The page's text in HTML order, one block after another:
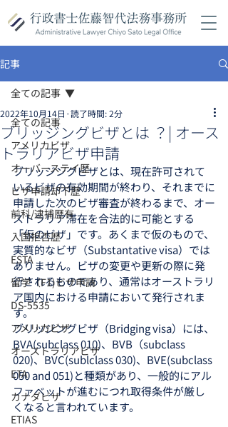
記事
全ての記事
アメリカビザ
オーバーステイ歴
ビザ申請却下歴
前科/逮捕歴有
入国拒否歴
ESTA
留学（F1)ビザ申請
DS-5535
アメリカビザ
オーストラリアビザ
ETA
カナダビザ
ETIAS
全ての記事
ブリッジングビザとは ？| オース
トラリアビザ申請
2022年10月14日 読了時間: 2分
ブリッジングビザとは、現在許可されて
いるビザの有効期間が終わり、それまでに
申請した次のビザ審査が終わるまで、オー
ストラリア滞在を合法的に可能とする
「仮のビザ」です。あくまで仮のもので、
実質的なビザ（Substantative visa）では
ありません。ビザの変更や更新の際に発
行されるものであり、通常はオーストラリ
ア国内における申請において発行されま
す。
ブリッジングビザ（Bridging visa）には、
BVA(subclass 010)、BVB（subclass
020)、BVC(sublclass 030)、BVE(subclass
050 and 051)と種類があり、一般的にアル
ファベットが進むにつれ取得条件が厳し
くなると言われています。